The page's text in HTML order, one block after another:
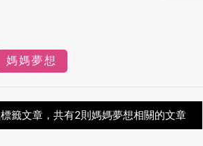
媽媽夢想
籤文章，共有2則媽媽夢想相關的文章